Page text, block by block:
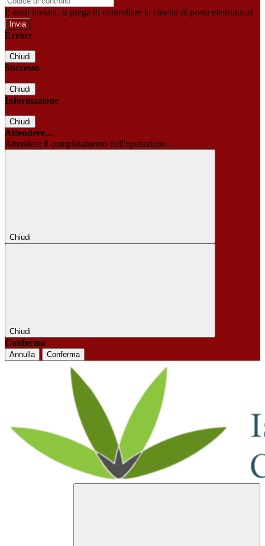
E-mail inviata, si prega di controllare la casella di posta elettronica!
Errore
Chiudi
Successo
Chiudi
Informazione
Chiudi
Attendere...
Attendere il completamento dell'operazione...
Chiudi
Chiudi
Conferma
Annulla Conferma